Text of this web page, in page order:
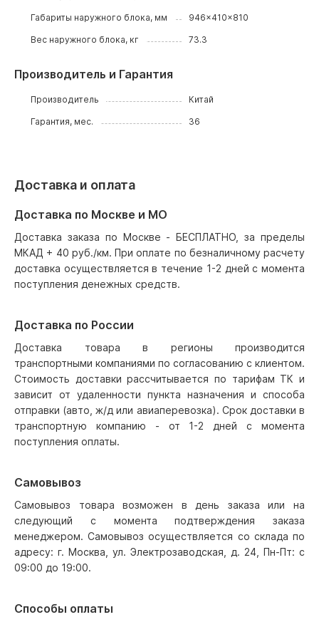
Габариты наружного блока, мм 946x410x810
Вес наружного блока, кг 73.3
Производитель и Гарантия
Производитель Китай
Гарантия, мес. 36
Доставка и оплата
Доставка по Москве и МО
Доставка заказа по Москве - БЕСПЛАТНО, за пределы
МКАД + 40 руб./км. При оплате по безналичному расчету
доставка осуществляется в течение 1-2 дней с момента
поступления денежных средств.
Доставка по России
Доставка товара в регионы производится
транспортными компаниями по согласованию с клиентом.
Стоимость доставки рассчитывается по тарифам ТК и
зависит от удаленности пункта назначения и способа
отправки (авто, ж/д или авиаперевозка). Срок доставки в
транспортную компанию - от 1-2 дней с момента
поступления оплаты.
Самовывоз
Самовывоз товара возможен в день заказа или на
следующий с момента подтверждения заказа
менеджером. Самовывоз осуществляется со склада по
адресу: г. Москва, ул. Электрозаводская, д. 24, Пн-Пт: с
09:00 до 19:00.
Способы оплаты